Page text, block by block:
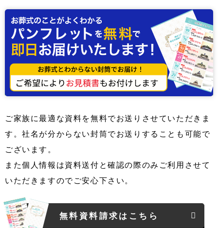
ご家族に最適な資料を無料でお送りさせていただきま
す。社名が分からない封筒でお送りすることも可能で
ございます。
また個人情報は資料送付と確認の際のみご利用させて
いただきますのでご安心下さい。
無料資料請求はこちら